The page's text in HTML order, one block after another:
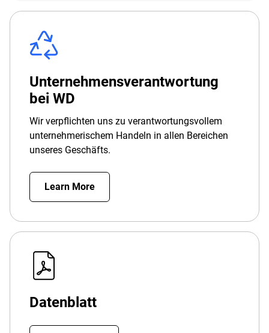
Unternehmensverantwortung
bei WD
Wir verpflichten uns zu verantwortungsvollem
unternehmerischem Handeln in allen Bereichen
unseres Geschäfts.
Learn More
Datenblatt